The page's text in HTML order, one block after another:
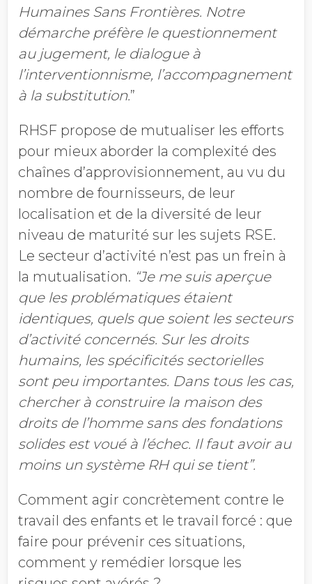
Humaines Sans Frontières. Notre
démarche préfère le questionnement
au jugement, le dialogue à
l’interventionnisme, l’accompagnement
à la substitution.”
RHSF propose de mutualiser les efforts
pour mieux aborder la complexité des
chaînes d’approvisionnement, au vu du
nombre de fournisseurs, de leur
localisation et de la diversité de leur
niveau de maturité sur les sujets RSE.
Le secteur d’activité n’est pas un frein à
la mutualisation. “Je me suis aperçue
que les problématiques étaient
identiques, quels que soient les secteurs
d’activité concernés. Sur les droits
humains, les spécificités sectorielles
sont peu importantes. Dans tous les cas,
chercher à construire la maison des
droits de l’homme sans des fondations
solides est voué à l’échec. Il faut avoir au
moins un système RH qui se tient”.
Comment agir concrètement contre le
travail des enfants et le travail forcé : que
faire pour prévenir ces situations,
comment y remédier lorsque les